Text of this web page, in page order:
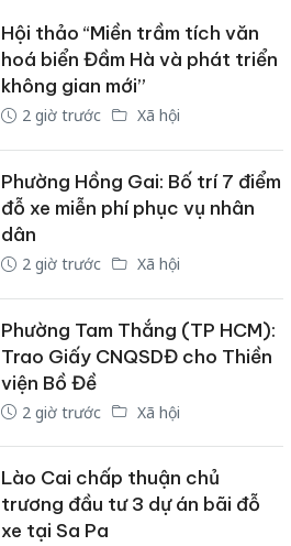
Hội thảo “Miền trầm tích văn
hoá biển Đầm Hà và phát triển
không gian mới”
2 giờ trước Xã hội
Phường Hồng Gai: Bố trí 7 điểm
đỗ xe miễn phí phục vụ nhân
dân
2 giờ trước Xã hội
Phường Tam Thắng (TP HCM):
Trao Giấy CNQSDĐ cho Thiền
viện Bồ Đề
2 giờ trước Xã hội
Lào Cai chấp thuận chủ
trương đầu tư 3 dự án bãi đỗ
xe tại Sa Pa